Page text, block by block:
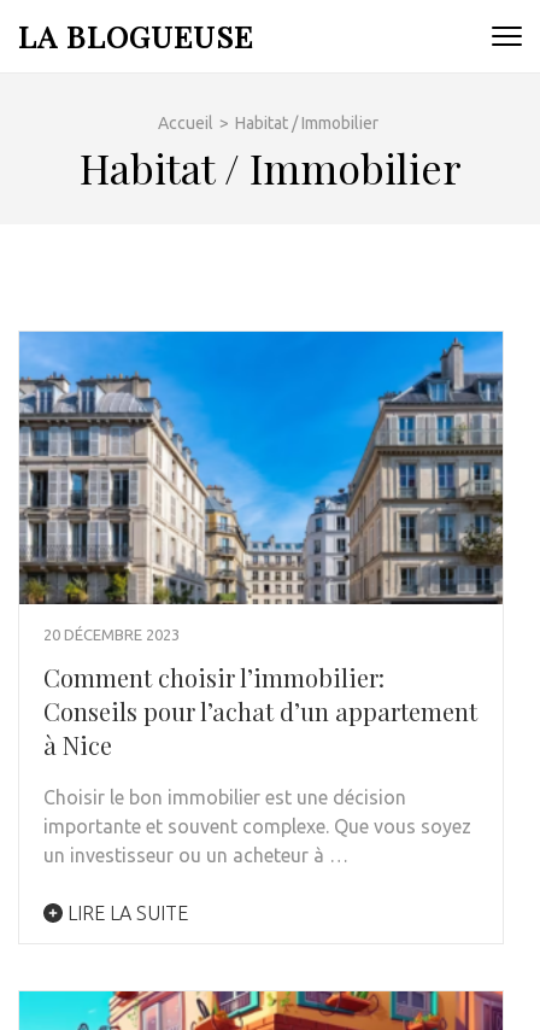
auLA BLOGUEUSE
Accueil > Habitat / Immobilier
Habitat / Immobilier
20 DÉCEMBRE 2023
Comment choisir l’immobilier:
Conseils pour l’achat d’un appartement
à Nice
Choisir le bon immobilier est une décision
importante et souvent complexe. Que vous soyez
un investisseur ou un acheteur à …
LIRE LA SUITE